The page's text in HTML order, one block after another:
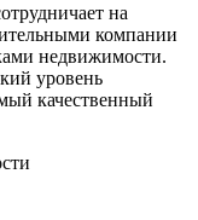
на
компании
недвижимости.
уровень
качественный